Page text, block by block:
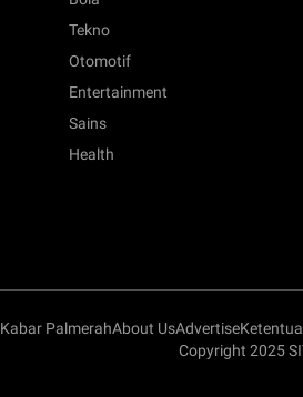
Tekno
Otomotif
Entertainment
Sains
Health
Kabar PalmerahAbout UsAdvertise
Copyright 2025